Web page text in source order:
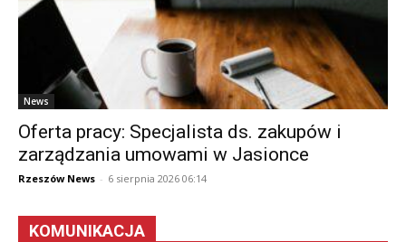
News
Oferta pracy: Specjalista ds. zakupów i
zarządzania umowami w Jasionce
Rzeszów News - 6 sierpnia 2026 06:14
KOMUNIKACJA